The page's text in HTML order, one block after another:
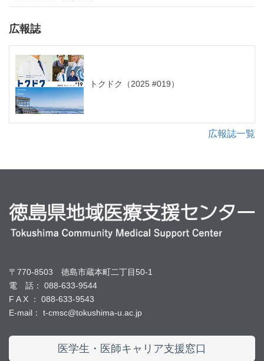
広報誌
トクドク（2025 #019）
広報誌一覧
〒770-8503 徳島市蔵本町二丁目50-1
電 話： 088-633-9544
F A X ： 088-633-9543
E-mail： t-cmsc@tokushima-u.ac.jp
医学生・医師キャリア支援窓口